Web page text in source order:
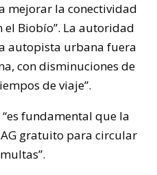
mejorar la conectividad
el Biobío”. La autoridad
autopista urbana fuera
con disminuciones de
de viaje”.
s fundamental que la
gratuito para circular